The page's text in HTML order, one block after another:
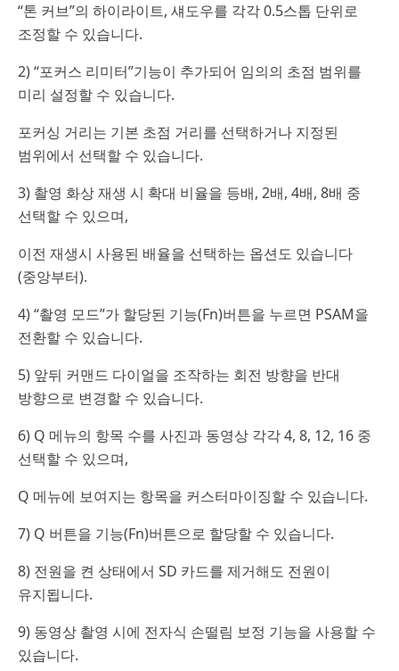
“톤 커브”의 하이라이트, 섀도우를 각각 0.5스톱 단위로
조정할 수 있습니다.
2) “포커스 리미터”기능이 추가되어 임의의 초점 범위를
미리 설정할 수 있습니다.
포커싱 거리는 기본 초점 거리를 선택하거나 지정된
범위에서 선택할 수 있습니다.
3) 촬영 화상 재생 시 확대 비율을 등배, 2배, 4배, 8배 중
선택할 수 있으며,
이전 재생시 사용된 배율을 선택하는 옵션도 있습니다
(중앙부터).
4) “촬영 모드”가 할당된 기능(Fn)버튼을 누르면 PSAM을
전환할 수 있습니다.
5) 앞뒤 커맨드 다이얼을 조작하는 회전 방향을 반대
방향으로 변경할 수 있습니다.
6) Q 메뉴의 항목 수를 사진과 동영상 각각 4, 8, 12, 16 중
선택할 수 있으며,
Q 메뉴에 보여지는 항목을 커스터마이징할 수 있습니다.
7) Q 버튼을 기능(Fn)버튼으로 할당할 수 있습니다.
8) 전원을 켠 상태에서 SD 카드를 제거해도 전원이
유지됩니다.
9) 동영상 촬영 시에 전자식 손떨림 보정 기능을 사용할 수
있습니다.